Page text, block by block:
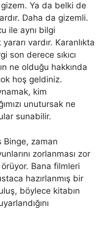
gizem. Ya da belki de
Daha da gizemli.
ile aynı bilgi
vardır. Karanlıkta
son derece sıkıcı
ne olduğu hakkında
hoş geldiniz.
kim
unutursak ne
sunabilir.
Binge, zaman
zorlanması zor
Bana filmleri
hazırlanmış bir
böylece kitabın